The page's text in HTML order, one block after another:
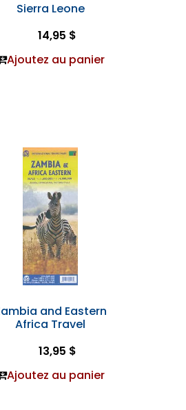
Sierra Leone
14,95 $
Ajoutez au panier
and Eastern
Africa Travel
13,95 $
Ajoutez au panier